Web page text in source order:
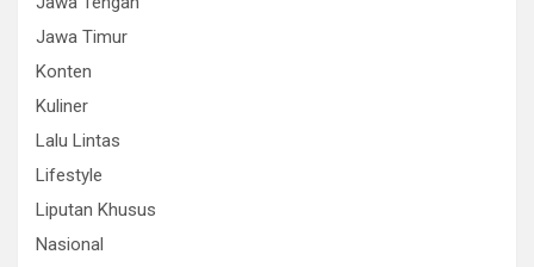
Jawa Timur
Konten
Kuliner
Lalu Lintas
Lifestyle
Liputan Khusus
Nasional